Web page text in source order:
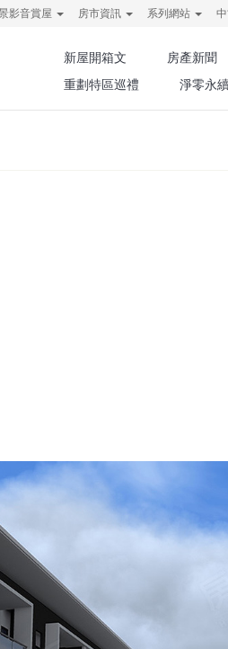
影音賞屋 房市資訊 系列網站
新屋開箱文 房產新聞
重劃特區巡禮
淨零永